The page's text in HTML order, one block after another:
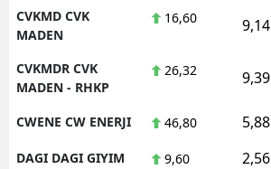
CVKMD CVK
MADEN
16,60 9,14
CVKMDR CVK
MADEN - RHKP
26,32 9,39
CWENE CW ENERJI 46,80 5,88
DAGI DAGI GIYIM 9,60 2,56